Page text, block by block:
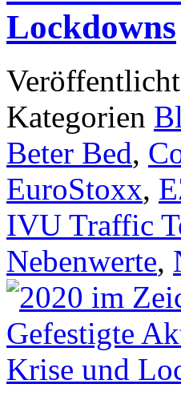
Lockdowns
Kategorien
Beter Bed,
EuroStoxx,
IVU Traffic
Nebenwerte,